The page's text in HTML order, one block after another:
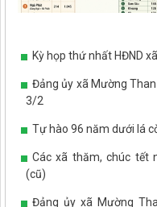
Kỳ họp thứ nhất HĐND
Đảng ủy xã Mường
3/2
Tự hào 96 năm dưới lá
Các xã thăm, chúc tết
(cũ)
Đảng ủy xã Mường